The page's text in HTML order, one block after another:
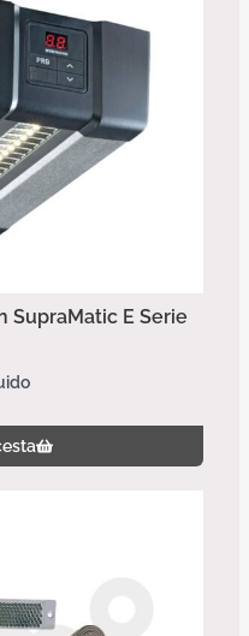
SupraMatic E Serie